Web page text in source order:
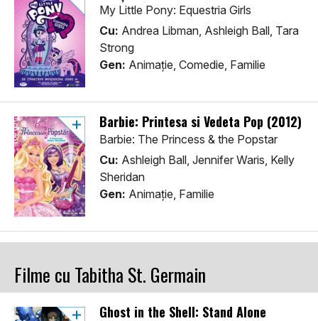
My Little Pony: Equestria Girls
Cu: Andrea Libman, Ashleigh Ball, Tara
Strong
Gen: Animaţie, Comedie, Familie
Barbie: Printesa si Vedeta Pop (2012)
Barbie: The Princess & the Popstar
Cu: Ashleigh Ball, Jennifer Waris, Kelly
Sheridan
Gen: Animaţie, Familie
Filme cu Tabitha St. Germain
Ghost in the Shell: Stand Alone